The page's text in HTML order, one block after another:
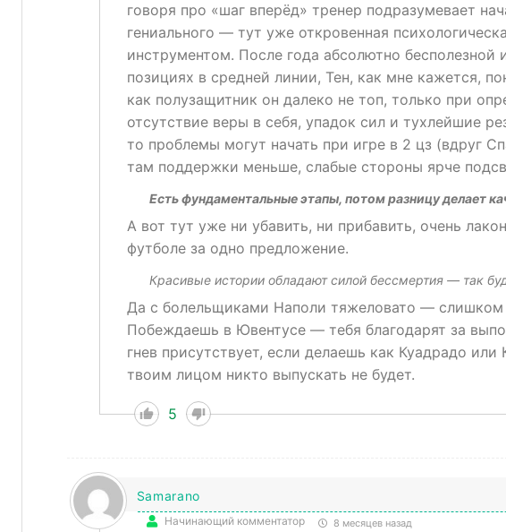
говоря про «шаг вперёд» тренер подразумевает
гениального — тут уже откровенная
инструментом. После года абсолютно бесполезной
позициях в средней линии, Тен, как мне кажется,
как полузащитник он далеко не топ, только при
отсутствие веры в себя, упадок сил и тухлейшие
то проблемы могут начать при игре в 2 цз (вдруг
там поддержки меньше, слабые стороны ярче
Есть фундаментальные этапы, потом разницу делает
А вот тут уже ни убавить, ни прибавить, очень
футболе за одно предложение.
Красивые истории обладают силой бессмертия — так
Да с болельщиками Наполи тяжеловато — слишком
Побеждаешь в Ювентусе — тебя благодарят за
гнев присутствует, если делаешь как Куадрадо или
твоим лицом никто выпускать не будет.
5
Samarano
Начинающий комментатор 8 месяцев назад